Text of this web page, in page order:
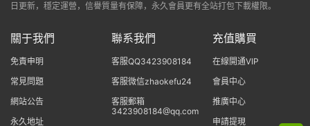
日更新，穩定運營，信譽質量有保障，永久會員更有全站打包下載權限。
關于我們
免責申明
常見問題
網站公告
永久地址
聯系我們
客服QQ3423908184
客服微信zhaokefu24
客服郵箱
3423908184@qq.com
充值購買
在線開通VIP
會員中心
推廣中心
申請提現